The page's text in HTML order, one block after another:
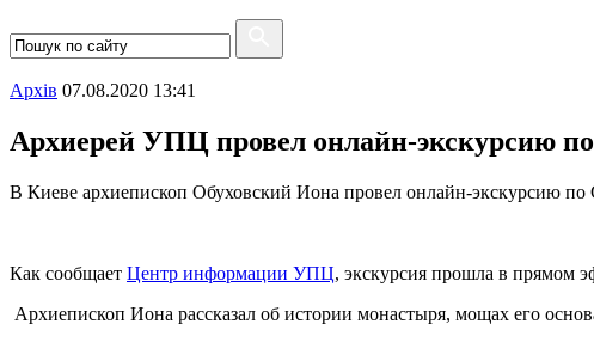
Архiв 07.08.2020 13:41
Архиерей УПЦ провел онлайн-экскурсию
В Киеве архиепископ Обуховский Иона провел онлайн-экскурсию
Как сообщает Центр информации УПЦ, экскурсия прошла в прямом
Архиепископ Иона рассказал об истории монастыря, мощах его